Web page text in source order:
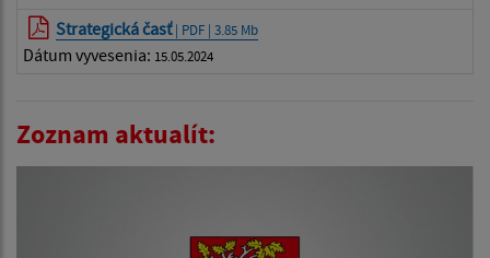
Strategická časť| PDF | 3.85 Mb
Dátum vyvesenia: 15.05.2024
Zoznam aktualít: